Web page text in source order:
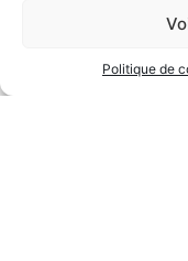
Politique de
27 mai pour la